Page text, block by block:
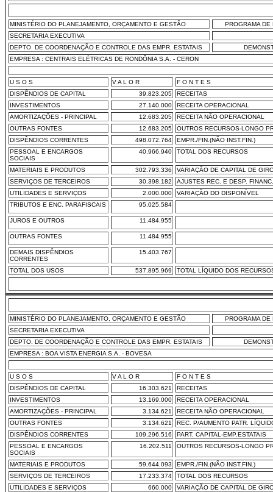
MINISTÉRIO DO PLANEJAMENTO, ORÇAMENTO E GESTÃO
PROGRAMA
SECRETARIA EXECUTIVA
DEPTO. DE COORDENAÇÃO E CONTROLE DAS EMPR. ESTATAIS
EMPRESA : CENTRAIS ELÉTRICAS DE RONDÔNIA S.A. - CERON
U S O S V A L O R
F O N T E S
DISPÊNDIOS DE CAPITAL
39.823.205
RECEITAS
INVESTIMENTOS
27.140.000
RECEITA OPERACIONAL
AMORTIZAÇÕES - PRINCIPAL
12.683.205
RECEITA NÃO OPERACIONAL
OUTRAS FONTES
12.683.205
OUTROS RECURSOS-LONGO
DISPÊNDIOS CORRENTES
498.072.764
EMPR./FIN.(NÃO INST.FIN.)
PESSOAL E ENCARGOS
SOCIAIS
40.966.940 TOTAL DOS RECURSOS
MATERIAIS E PRODUTOS 302.793.336
VARIAÇÃO DE CAPITAL DE
SERVIÇOS DE TERCEIROS
30.398.182
AJUSTES REC. E DESP. FINANC.
UTILIDADES E SERVIÇOS
2.000.000
VARIAÇÃO DO DISPONÍVEL
TRIBUTOS E ENC. PARAFISCAIS
95.025.584
JUROS E OUTROS 11.484.955
OUTRAS FONTES 11.484.955
DEMAIS DISPÊNDIOS
CORRENTES
15.403.767
TOTAL DOS USOS 537.895.969 TOTAL LÍQUIDO DOS
MINISTÉRIO DO PLANEJAMENTO, ORÇAMENTO E GESTÃO
PROGRAMA
SECRETARIA EXECUTIVA
DEPTO. DE COORDENAÇÃO E CONTROLE DAS EMPR. ESTATAIS
EMPRESA : BOA VISTA ENERGIA S.A. - BOVESA
U S O S V A L O R
F O N T E S
DISPÊNDIOS DE CAPITAL
16.303.621
RECEITAS
INVESTIMENTOS
13.169.000
RECEITA OPERACIONAL
AMORTIZAÇÕES - PRINCIPAL
3.134.621
RECEITA NÃO OPERACIONAL
OUTRAS FONTES
3.134.621
REC. P/AUMENTO PATR.
DISPÊNDIOS CORRENTES
109.296.516
PART. CAPITAL-EMP.ESTATAIS
PESSOAL E ENCARGOS
SOCIAIS
16.202.511 OUTROS RECURSOS-LONGO
MATERIAIS E PRODUTOS 59.644.093
EMPR./FIN.(NÃO INST.FIN.)
SERVIÇOS DE TERCEIROS
17.233.374
TOTAL DOS RECURSOS
UTILIDADES E SERVIÇOS
660.000
VARIAÇÃO DE CAPITAL DE